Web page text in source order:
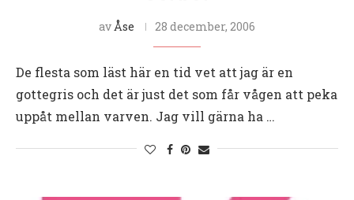
av Åse 28 december, 2006
De flesta som läst här en tid vet att jag är en
gottegris och det är just det som får vågen att peka
uppåt mellan varven. Jag vill gärna ha …